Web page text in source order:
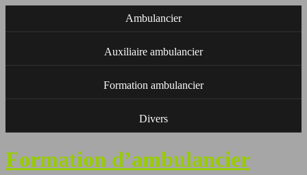
Ambulancier
Auxiliaire ambulancier
Formation ambulancier
Divers
Formation d’ambulancier